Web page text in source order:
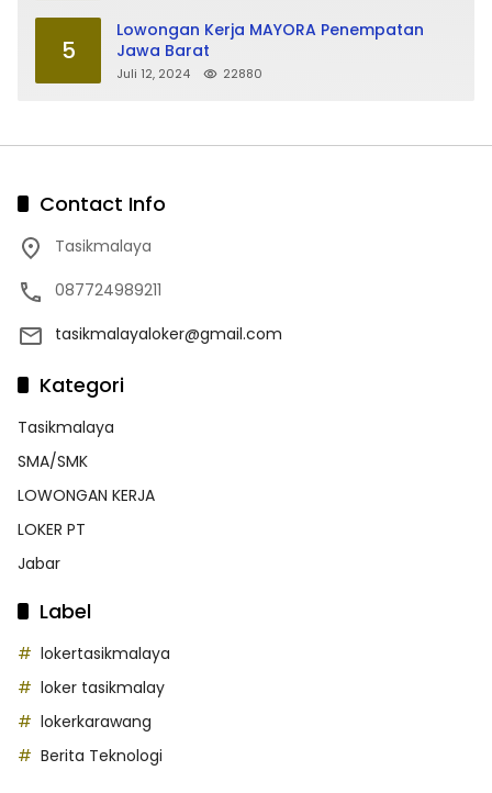
5
Lowongan Kerja MAYORA Penempatan
Jawa Barat
Juli 12, 2024 22880
Contact Info
Tasikmalaya
087724989211
tasikmalayaloker@gmail.com
Kategori
Tasikmalaya
SMA/SMK
LOWONGAN KERJA
LOKER PT
Jabar
Label
lokertasikmalaya
loker tasikmalay
lokerkarawang
Berita Teknologi